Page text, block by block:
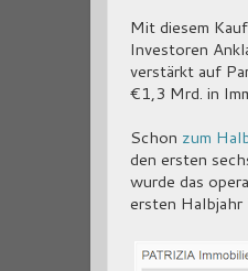
Mit diesem
Investoren
verstärkt auf
€1,3 Mrd. in
Schon zum
den ersten
wurde das
ersten Halbjahr